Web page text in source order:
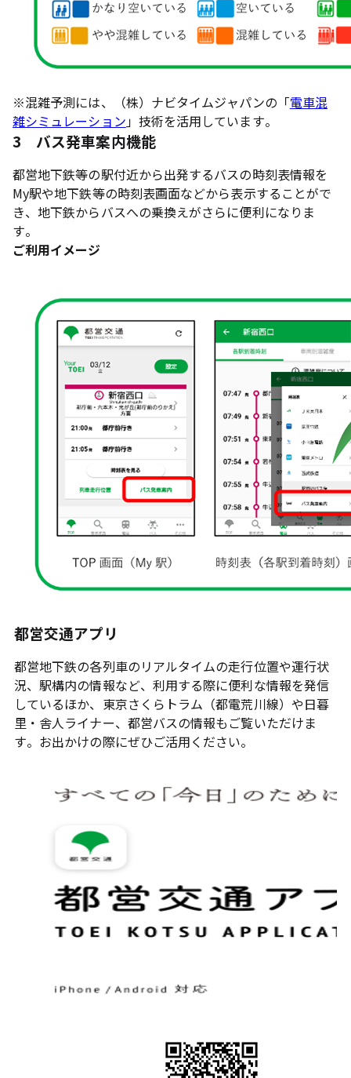
※混雑予測には、（株）ナビタイムジャパンの「電車混
雑シミュレーション 」技術を活用しています。
3 バス発車案内機能
都営地下鉄等の駅付近から出発するバスの時刻表情報を
My駅や地下鉄等の時刻表画面などから表示することがで
き、地下鉄からバスへの乗換えがさらに便利になりま
す。
ご利用イメージ
都営交通アプリ
都営地下鉄の各列車のリアルタイムの走行位置や運行状
況、駅構内の情報など、利用する際に便利な情報を発信
しているほか、東京さくらトラム（都電荒川線）や日暮
里・舎人ライナー、都営バスの情報もご覧いただけま
す。お出かけの際にぜひご活用ください。